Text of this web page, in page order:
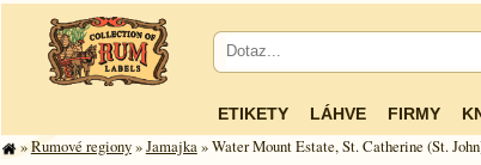
ETIKETY LÁHVE FIRMY
»Rumové regiony»Jamajka» Water Mount Estate, St. Catherine (St.